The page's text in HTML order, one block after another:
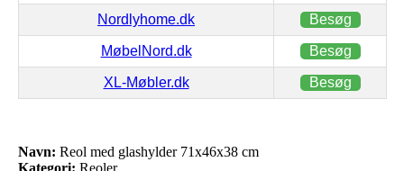
Nordlyhome.dk Besøg
MøbelNord.dk Besøg
XL-Møbler.dk Besøg
Navn: Reol med glashylder 71x46x38 cm
Kategori: Reoler